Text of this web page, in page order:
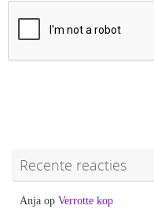
Recente reacties
Anja op Verrotte kop